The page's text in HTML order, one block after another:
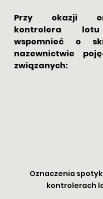
Przy okazji
kontrolera
wspomnieć o
nazewnictwie
związanych:
Oznaczenia
kontrolerach